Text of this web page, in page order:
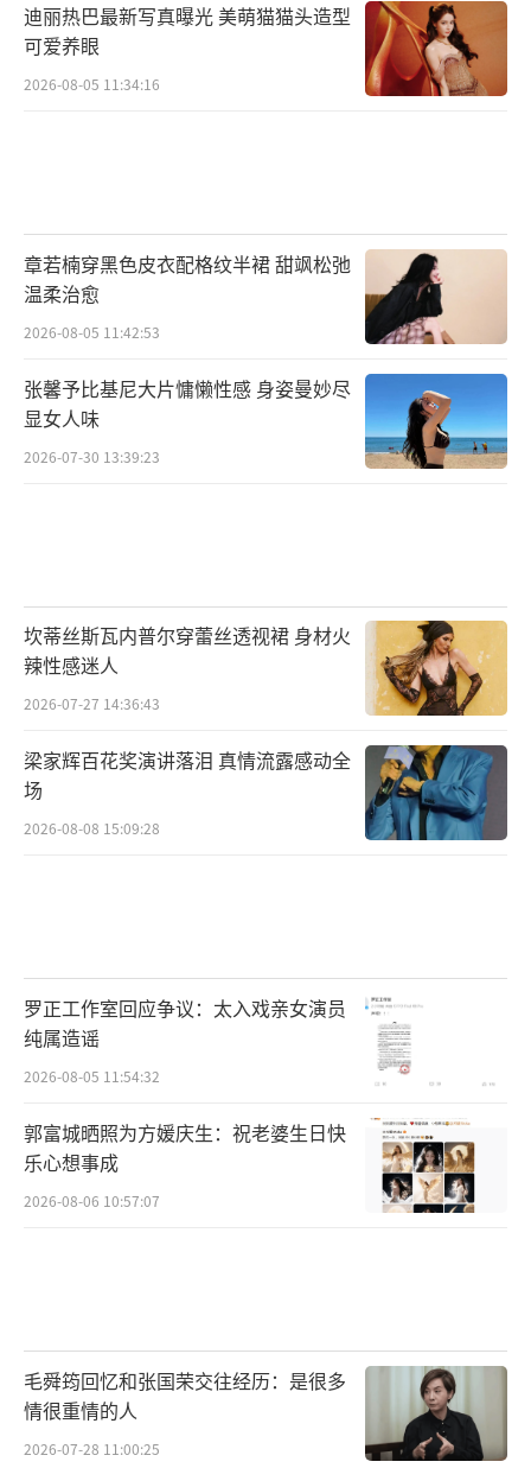
迪丽热巴最新写真曝光 美萌猫猫头造型
可爱养眼
2026-08-05 11:34:16
章若楠穿黑色皮衣配格纹半裙 甜飒松弛
温柔治愈
2026-08-05 11:42:53
张馨予比基尼大片慵懒性感 身姿曼妙尽
显女人味
2026-07-30 13:39:23
坎蒂丝斯瓦内普尔穿蕾丝透视裙 身材火
辣性感迷人
2026-07-27 14:36:43
梁家辉百花奖演讲落泪 真情流露感动全
场
2026-08-08 15:09:28
罗正工作室回应争议：太入戏亲女演员
纯属造谣
2026-08-05 11:54:32
郭富城晒照为方媛庆生：祝老婆生日快
乐心想事成
2026-08-06 10:57:07
毛舜筠回忆和张国荣交往经历：是很多
情很重情的人
2026-07-28 11:00:25